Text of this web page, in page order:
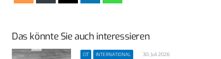
Das könnte Sie auch interessieren
CIT INTERNATIONAL 30. Juli 2026